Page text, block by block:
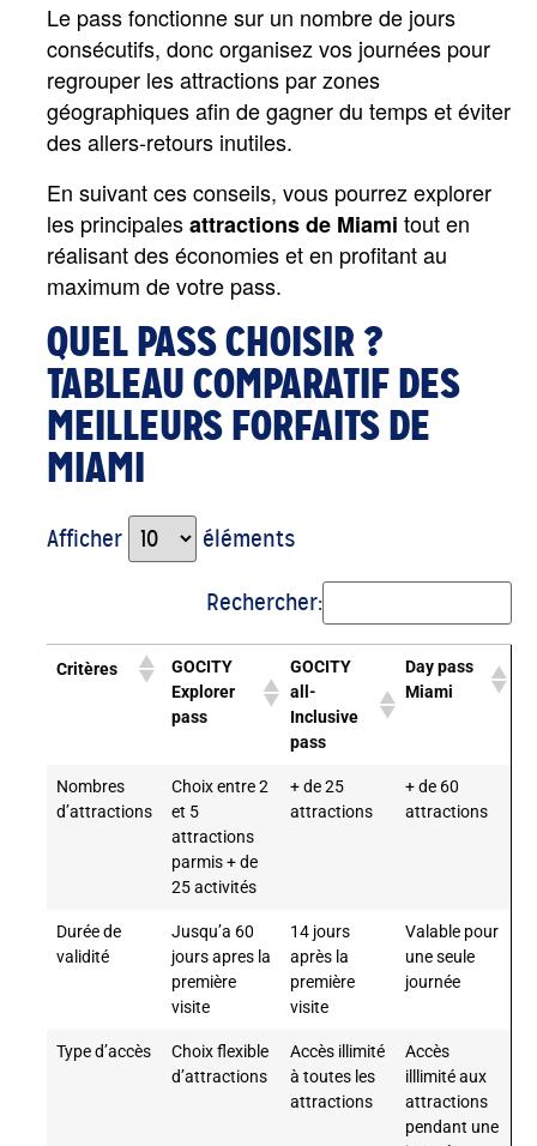
Le pass fonctionne sur un nombre de jours
consécutifs, donc organisez vos journées pour
regrouper les attractions par zones
géographiques afin de gagner du temps et éviter
des allers-retours inutiles.
En suivant ces conseils, vous pourrez explorer
les principales attractions de Miami tout en
réalisant des économies et en profitant au
maximum de votre pass.
QUEL PASS CHOISIR ?
TABLEAU COMPARATIF DES
MEILLEURS FORFAITS DE
MIAMI
Afficher éléments
Rechercher:
Critères
GOCITY
Explorer
pass
GOCITY
all-
Inclusive
pass
Day pass
Miami
Nombres
d’attractions
Choix entre 2
et 5
attractions
parmis + de
25 activités
+ de 25
attractions
+ de 60
attractions
Durée de
validité
Jusqu’a 60
jours apres la
première
visite
14 jours
après la
première
visite
Valable pour
une seule
journée
Type d’accès
Choix flexible
d’attractions
Accès illimité
à toutes les
attractions
Accès
illlimité aux
attractions
pendant une